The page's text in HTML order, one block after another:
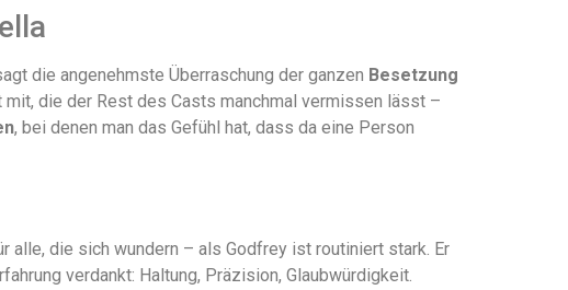
die angenehmste Überraschung der ganzen Besetzung
mit, die der Rest des Casts manchmal vermissen lässt –
, bei denen man das Gefühl hat, dass da eine Person
alle, die sich wundern – als Godfrey ist routiniert stark. Er
verdankt: Haltung, Präzision, Glaubwürdigkeit.